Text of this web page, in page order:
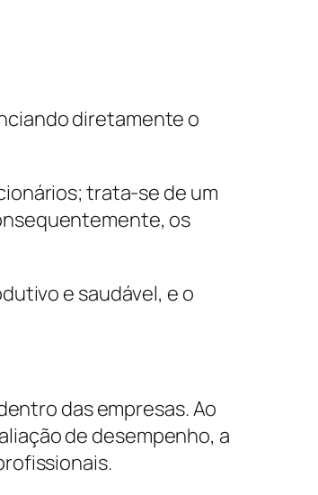
diretamente o
trata-se de um
os
e saudável, e o
das empresas. Ao
de desempenho, a